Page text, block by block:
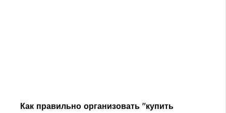
Как правильно организовать "купить